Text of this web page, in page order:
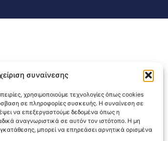
συναίνεσης
χρησιμοποιούμε τεχνολογίες όπως cookies
σε πληροφορίες συσκευής. Η συναίνεση σε
να επεξεργαστούμε δεδομένα όπως η
αναγνωριστικά σε αυτόν τον ιστότοπο. Η μη
μπορεί να επηρεάσει αρνητικά ορισμένα